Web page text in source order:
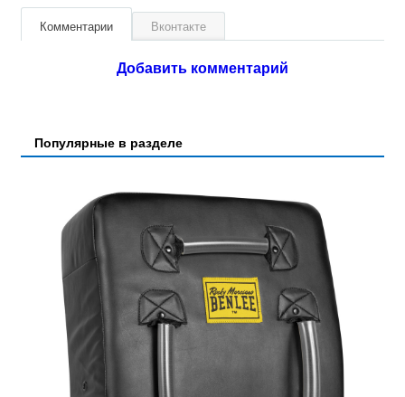
Комментарии Вконтакте
Добавить комментарий
Популярные в разделе